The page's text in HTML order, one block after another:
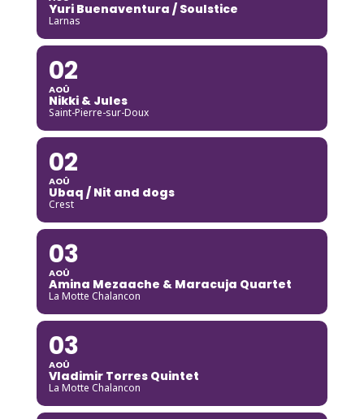
Yuri Buenaventura / Soulstice
Larnas
02
AOÛ
Nikki & Jules
Saint-Pierre-sur-Doux
02
AOÛ
Ubaq / Nit and dogs
Crest
03
AOÛ
Amina Mezaache & Maracuja Quartet
La Motte Chalancon
03
AOÛ
Vladimir Torres Quintet
La Motte Chalancon